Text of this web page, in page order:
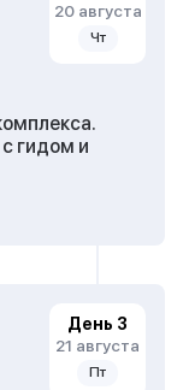
20 августа
Чт
гидом и
День 3
21 августа
Пт